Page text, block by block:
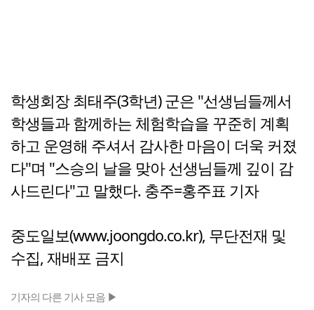
학생회장 최태주(3학년) 군은 "선생님들께서
학생들과 함께하는 체험학습을 꾸준히 계획
하고 운영해 주셔서 감사한 마음이 더욱 커졌
다"며 "스승의 날을 맞아 선생님들께 깊이 감
사드린다"고 말했다. 충주=홍주표 기자
중도일보(www.joongdo.co.kr), 무단전재 및
수집, 재배포 금지
기자의 다른 기사 모음 ▶